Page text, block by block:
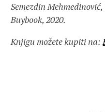
Semezdin
Buybook, 2020.
Knjigu možete kupiti na: